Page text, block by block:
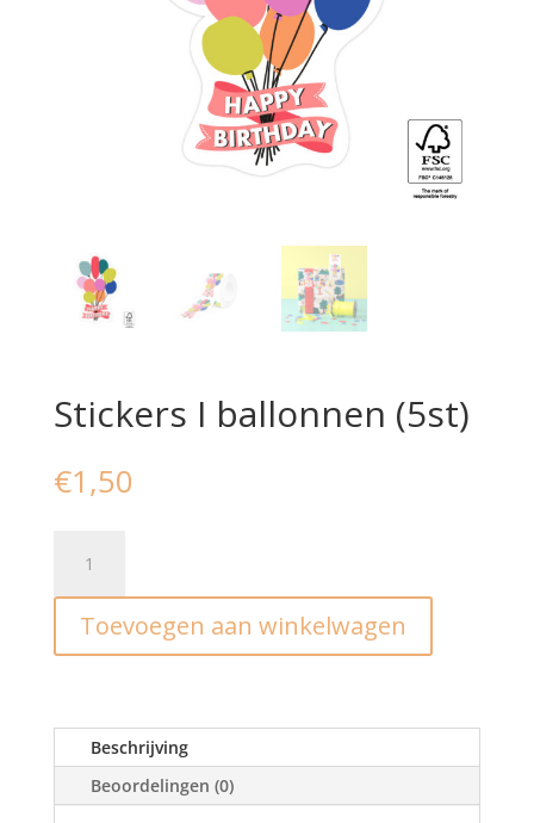
Stickers I ballonnen (5st)
€1,50
ballonnen
(5st)
aantal
Toevoegen aan winkelwagen
Beschrijving
Beoordelingen (0)